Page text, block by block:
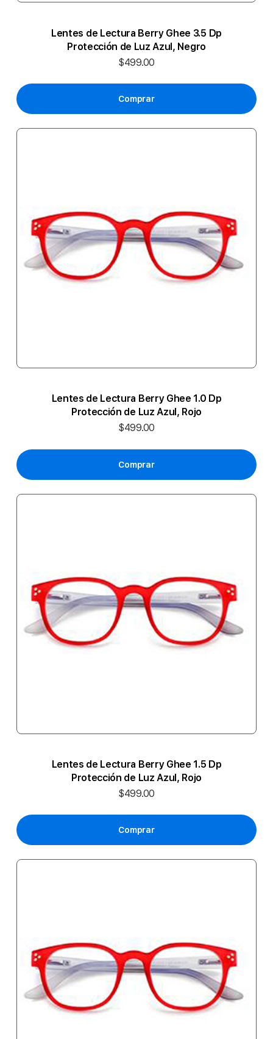
Lentes de Lectura Berry Ghee 3.5 Dp
Protección de Luz Azul, Negro
$499.00
Comprar
Lentes de Lectura Berry Ghee 1.0 Dp
Protección de Luz Azul, Rojo
$499.00
Comprar
Lentes de Lectura Berry Ghee 1.5 Dp
Protección de Luz Azul, Rojo
$499.00
Comprar